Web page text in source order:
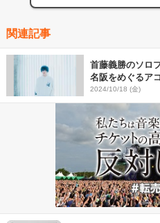
関連記事
首藤義勝のソロ
名阪をめぐるア
2024/10/18 (金)